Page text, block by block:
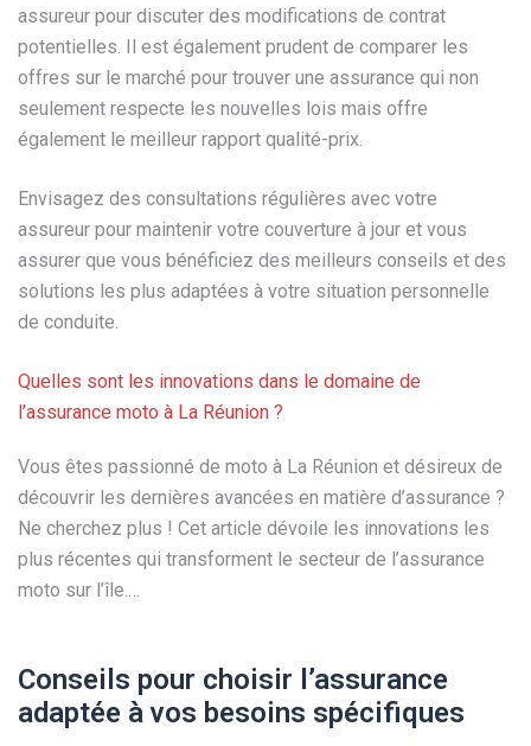
assureur pour discuter des modifications de contrat
potentielles. Il est également prudent de comparer les
offres sur le marché pour trouver une assurance qui non
seulement respecte les nouvelles lois mais offre
également le meilleur rapport qualité-prix.
Envisagez des consultations régulières avec votre
assureur pour maintenir votre couverture à jour et vous
assurer que vous bénéficiez des meilleurs conseils et des
solutions les plus adaptées à votre situation personnelle
de conduite.
Quelles sont les innovations dans le domaine de
l’assurance moto à La Réunion ?
Vous êtes passionné de moto à La Réunion et désireux de
découvrir les dernières avancées en matière d’assurance ?
Ne cherchez plus ! Cet article dévoile les innovations les
plus récentes qui transforment le secteur de l’assurance
moto sur l’île.…
Conseils pour choisir l’assurance
adaptée à vos besoins spécifiques